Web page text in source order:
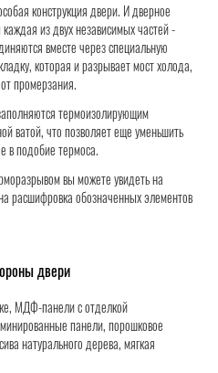
конструкция двери. И дверное
из двух независимых частей -
вместе через специальную
которая и разрывает мост холода,
промерзания.
термоизолирующим
ватой, что позволяет еще уменьшить
в подобие термоса.
вы можете увидеть на
расшифровка обозначенных элементов
двери
МДФ-панели с отделкой
панели, порошковое
натурального дерева, мягкая